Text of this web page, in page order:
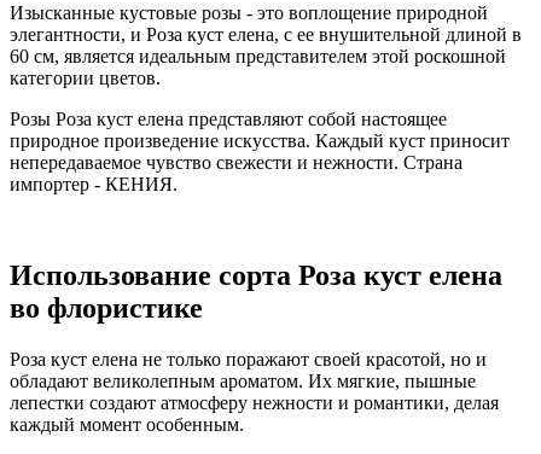
Изысканные кустовые розы - это воплощение природной
элегантности, и Роза куст елена, с ее внушительной длиной в
60 см, является идеальным представителем этой роскошной
категории цветов.
Розы Роза куст елена представляют собой настоящее
природное произведение искусства. Каждый куст приносит
непередаваемое чувство свежести и нежности. Страна
импортер - КЕНИЯ.
Использование сорта Роза куст елена
во флористике
Роза куст елена не только поражают своей красотой, но и
обладают великолепным ароматом. Их мягкие, пышные
лепестки создают атмосферу нежности и романтики, делая
каждый момент особенным.